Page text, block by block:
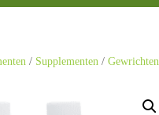
/ Supplementen /Gewrichten